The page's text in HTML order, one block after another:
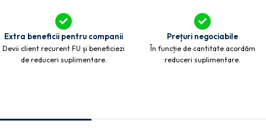
Extra beneficii pentru companii
Devii client recurent FU și beneficiezi
de reduceri suplimentare.
Prețuri negociabile
În funcție de cantitate acordăm
reduceri suplimentare.